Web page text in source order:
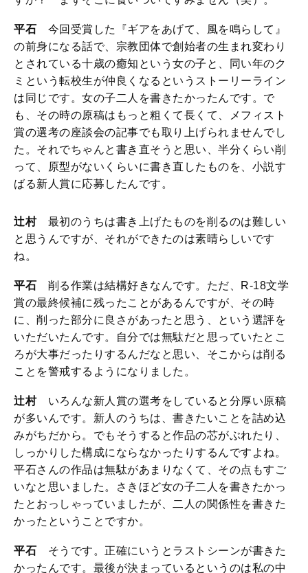
平石 今回受賞した『ギアをあげて、風を鳴らして』
の前身になる話で、宗教団体で創始者の生まれ変わり
とされている十歳の癒知という女の子と、同い年のク
ミという転校生が仲良くなるというストーリーライン
は同じです。女の子二人を書きたかったんです。で
も、その時の原稿はもっと粗くて長くて、メフィスト
賞の選考の座談会の記事でも取り上げられませんでし
た。それでちゃんと書き直そうと思い、半分くらい削
って、原型がないくらいに書き直したものを、小説す
ばる新人賞に応募したんです。
辻村最初のうちは書き上げたものを削るのは難しい
と思うんですが、それができたのは素晴らしいです
ね。
平石 削る作業は結構好きなんです。ただ、R-18文学
賞の最終候補に残ったことがあるんですが、その時
に、削った部分に良さがあったと思う、という選評を
いただいたんです。自分では無駄だと思っていたとこ
ろが大事だったりするんだなと思い、そこからは削る
ことを警戒するようになりました。
辻村いろんな新人賞の選考をしていると分厚い原稿
が多いんです。新人のうちは、書きたいことを詰め込
みがちだから。でもそうすると作品の芯がぶれたり、
しっかりした構成にならなかったりするんですよね。
平石さんの作品は無駄があまりなくて、その点もすご
いなと思いました。さきほど女の子二人を書きたかっ
たとおっしゃっていましたが、二人の関係性を書きた
かったということですか。
平石 そうです。正確にいうとラストシーンが書きた
かったんです。最後が決まっているというのは私の中